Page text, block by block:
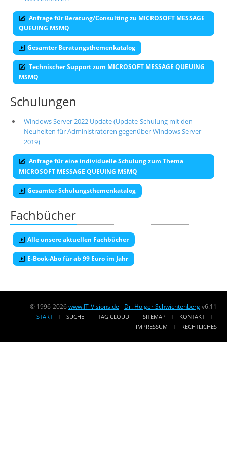
Anfrage für Beratung/Consulting zu MICROSOFT MESSAGE
QUEUING MSMQ
Gesamter Beratungsthemenkatalog
Technischer Support zum MICROSOFT MESSAGE QUEUING
MSMQ
Schulungen
Windows Server 2022 Update (Update-Schulung mit den
Neuheiten für Administratoren gegenüber Windows Server
2019)
Anfrage für eine individuelle Schulung zum Thema
MICROSOFT MESSAGE QUEUING MSMQ
Gesamter Schulungsthemenkatalog
Fachbücher
Alle unsere aktuellen Fachbücher
E-Book-Abo für ab 99 Euro im Jahr
© 1996-2026www.IT-Visions.de - Dr. Holger Schwichtenbergv6.11
START SUCHE TAG CLOUD SITEMAP
KONTAKT
IMPRESSUM
RECHTLICHES